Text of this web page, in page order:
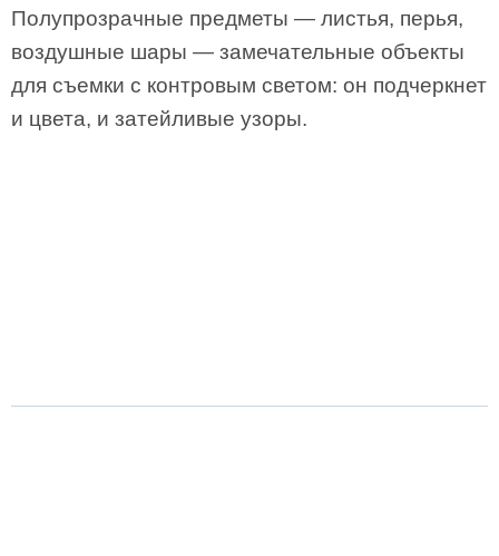
Полупрозрачные предметы — листья, перья,
воздушные шары — замечательные объекты
для съемки с контровым светом: он подчеркнет
и цвета, и затейливые узоры.